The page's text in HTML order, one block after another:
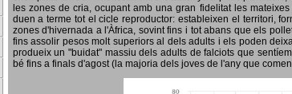
les zones de cria, ocupant amb una gran fidelitat les
duen a terme tot el cicle reproductor: estableixen el territori,
zones d'hivernada a l'Àfrica, sovint fins i tot abans que els
fins assolir pesos molt superiors al dels adults i els poden
produeix un "buidat" massiu dels adults de falciots que
bé fins a finals d'agost (la majoria dels joves de l'any que